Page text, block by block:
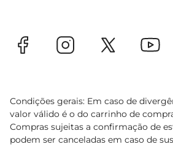
Condições gerais: Em caso de
valor válido é o do carrinho de
Compras sujeitas a confirmação de
podem ser canceladas em caso de